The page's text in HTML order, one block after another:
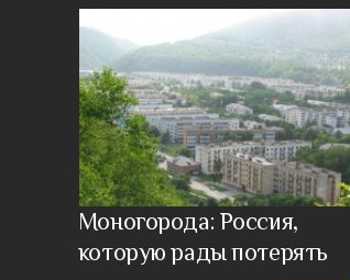
Моногорода: Россия,
которую рады потерять